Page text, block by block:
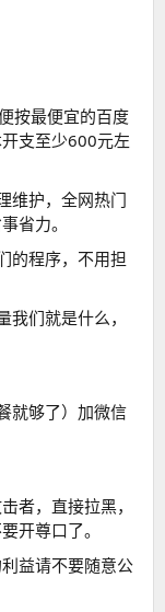
按最便宜的百度
支至少600元左
维护，全网热门
省力。
的程序，不用担
们就是什么，
就够了）加微信
者，直接拉黑，
开尊口了。
益请不要随意公